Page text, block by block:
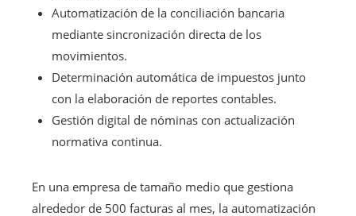
Automatización de la conciliación bancaria
mediante sincronización directa de los
movimientos.
Determinación automática de impuestos junto
con la elaboración de reportes contables.
Gestión digital de nóminas con actualización
normativa continua.
En una empresa de tamaño medio que gestiona
alrededor de 500 facturas al mes, la automatización